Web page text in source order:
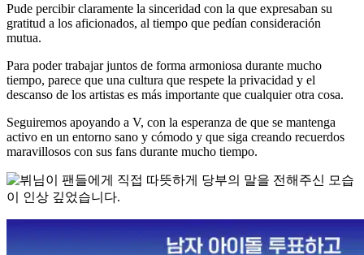
Pude percibir claramente la sinceridad con la que expresaban su
gratitud a los aficionados, al tiempo que pedían consideración
mutua.
Para poder trabajar juntos de forma armoniosa durante mucho
tiempo, parece que una cultura que respete la privacidad y el
descanso de los artistas es más importante que cualquier otra cosa.
Seguiremos apoyando a V, con la esperanza de que se mantenga
activo en un entorno sano y cómodo y que siga creando recuerdos
maravillosos con sus fans durante mucho tiempo.